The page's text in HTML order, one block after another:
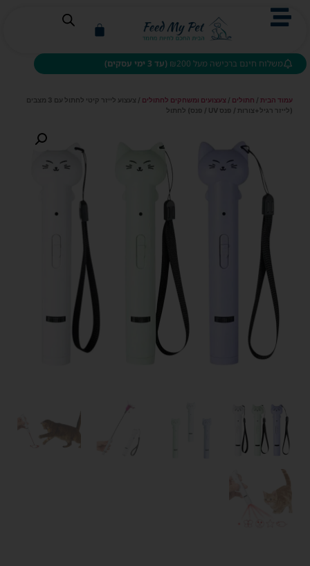
משלוח חינם ברכישה מעל ₪200 (עד 3 ימי עסקים)
עמוד הבית / חתולים / צעצועים ומשחקים לחתולים
/ צעצוע לייזר קיטי לחתול עם 3 מצבים
(לייזר רגיל+צורות / פנס UV / פנס) לחתול